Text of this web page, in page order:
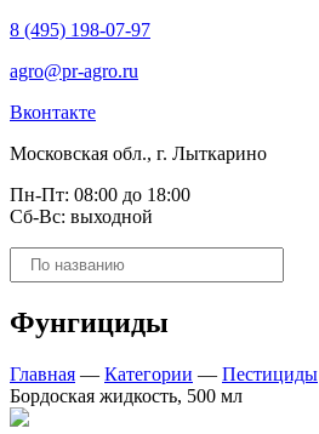
8 (495) 198-07-97
agro@pr-agro.ru
Вконтакте
Московская обл., г. Лыткарино
Пн-Пт: 08:00 до 18:00
Сб-Вс: выходной
Поиск
товаров
Фунгициды
Главная — Категории — Пестициды
Бордоская жидкость, 500 мл